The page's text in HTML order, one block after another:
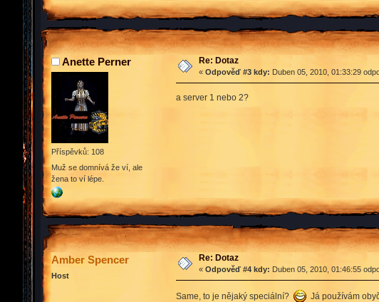
Anette Perner
Příspěvků: 108
Muž se domnívá že ví, ale
žena to ví lépe.
Re: Dotaz
« Odpověď #3 kdy: Duben 05, 2010, 01:33:29
a server 1 nebo 2?
Amber Spencer
Host
Re: Dotaz
« Odpověď #4 kdy: Duben 05, 2010, 01:46:55
Same, to je nějaký speciální? Já používám